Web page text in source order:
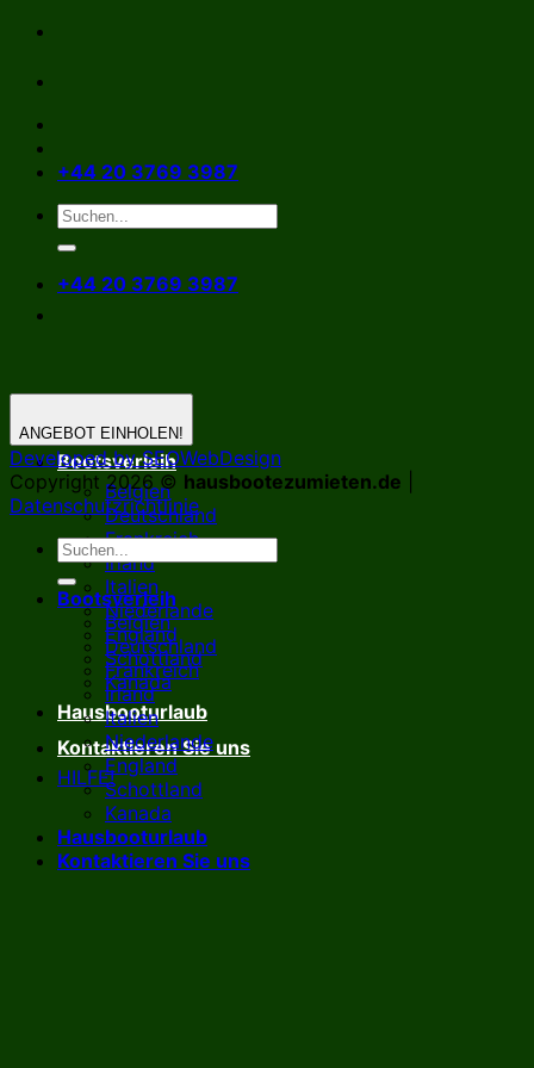
Zum
springen
+44 20 3769 3987
+44 20 3769 3987
Bootsverleih
Belgien
Deutschland
Frankreich
Irland
Italien
Niederlande
England
Schottland
Kanada
Hausbooturlaub
Kontaktieren Sie uns
HILFE!
ANGEBOT EINHOLEN!
Developed by SEOWebDesign
Copyright 2026 © hausbootezumieten.de
Datenschutzrichtlinie
Bootsverleih
Belgien
Deutschland
Frankreich
Irland
Italien
Niederlande
England
Schottland
Kanada
Hausbooturlaub
Kontaktieren Sie uns